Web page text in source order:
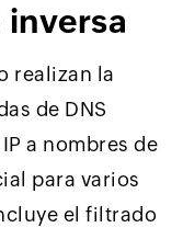
inversa
realizan la
de DNS
a nombres de
para varios
el filtrado